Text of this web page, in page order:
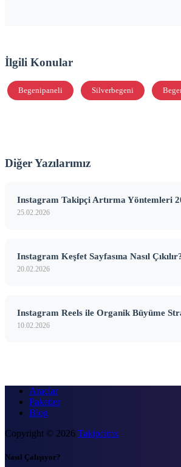
İlgili Konular
Begenipaneli Silverbegeni
Diğer Yazılarımız
Instagram Takipçi Artırma Yöntemleri
25.02.2026
Instagram Keşfet Sayfasına Nasıl
20.02.2026
Instagram Reels ile Organik Büyüme
10.02.2026
Araçlar
Paketler
Blog
Copyright © 2026 Takipcimx
Nasıl Çalışıyor?